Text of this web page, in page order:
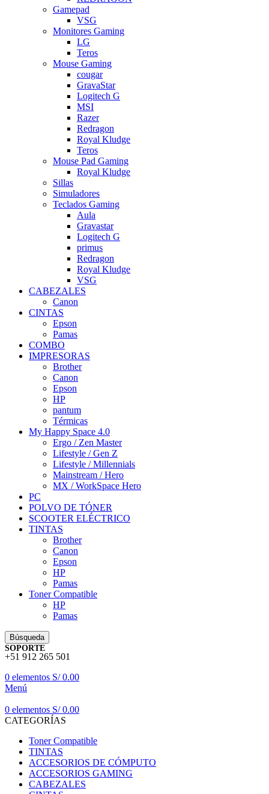
Gamepad
VSG
Monitores Gaming
LG
Teros
Mouse Gaming
cougar
GravaStar
Logitech G
MSI
Razer
Redragon
Royal Kludge
Teros
Mouse Pad Gaming
Royal Kludge
Sillas
Simuladores
Teclados Gaming
Aula
Gravastar
Logitech G
primus
Redragon
Royal Kludge
VSG
CABEZALES
Canon
CINTAS
Epson
Pamas
COMBO
IMPRESORAS
Brother
Canon
Epson
HP
pantum
Térmicas
My Happy Space 4.0
Ergo / Zen Master
Lifestyle / Gen Z
Lifestyle / Millennials
Mainstream / Hero
MX / WorkSpace Hero
PC
POLVO DE TÓNER
SCOOTER ELÉCTRICO
TINTAS
Brother
Canon
Epson
HP
Pamas
Toner Compatible
HP
Pamas
Búsqueda
SOPORTE
+51 912 265 501
0 elementos S/0.00
Menú
0 elementos S/0.00
CATEGORÍAS
Toner Compatible
TINTAS
ACCESORIOS DE CÓMPUTO
ACCESORIOS GAMING
CABEZALES